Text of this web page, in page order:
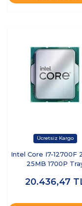
Intel Core I7-12700F
25MB 1700P
20.436,47